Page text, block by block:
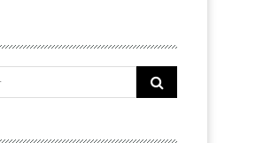
Search
for: